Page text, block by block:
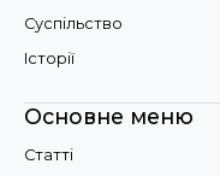
Суспільство
Історії
Основне меню
Статті